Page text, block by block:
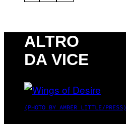
ALTRO
DA VICE
(PHOTO BY AMBER LITTLE/PRESS)